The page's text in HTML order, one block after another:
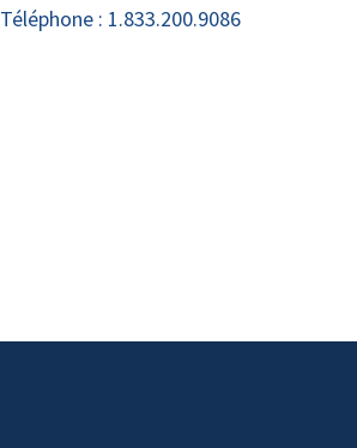
Téléphone : 1.833.200.9086